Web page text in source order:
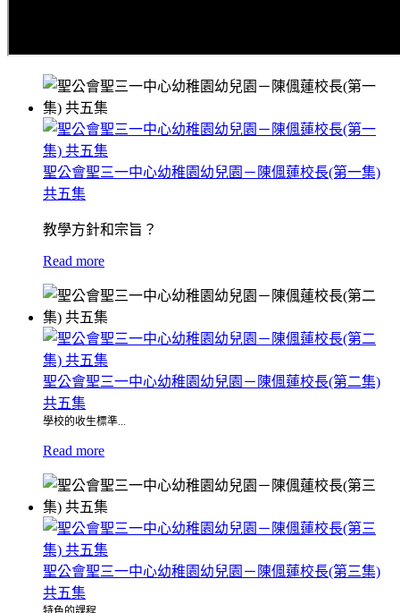
聖公會聖三一中心幼稚園幼兒園－陳偑蓮校長(第一集)
共五集
教學方針和宗旨？
Read more
聖公會聖三一中心幼稚園幼兒園－陳偑蓮校長(第二集)
共五集
學校的收生標準...
Read more
聖公會聖三一中心幼稚園幼兒園－陳偑蓮校長(第三集)
共五集